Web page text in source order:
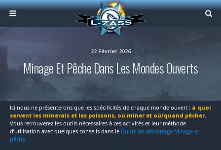
22 Février 2026
Minage Et Pêche Dans Les Mondes Ouverts
Ici nous ne présenterons que les spécificités de chaque monde ouvert : à quoi
servent les minerais et les poissons, où miner et où/quand pêcher.
Vous retrouverez les outils nécessaires à ces activités et leur méthode
d’utilisation avec quelques conseils dans le Guide de démarrage Minage et
pêche.